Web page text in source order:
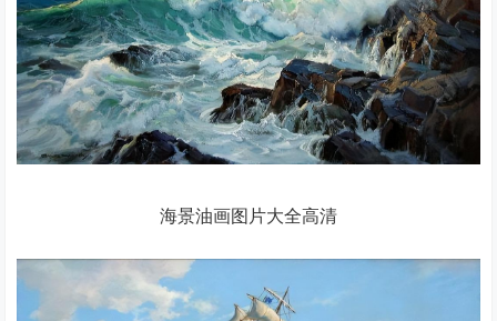
海景油画图片大全高清